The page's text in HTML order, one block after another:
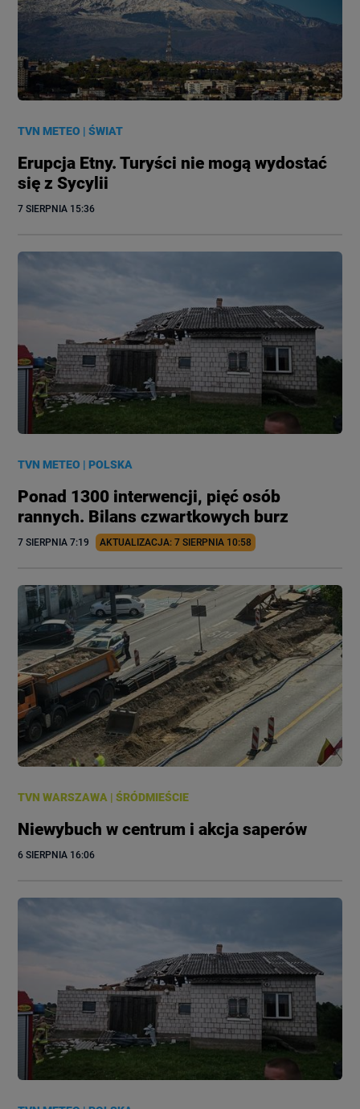
TVN METEO |ŚWIAT
Erupcja Etny. Turyści nie mogą wydostać
się z Sycylii
7 SIERPNIA 15:36
TVN METEO |POLSKA
Ponad 1300 interwencji, pięć osób
rannych. Bilans czwartkowych burz
7 SIERPNIA 7:19 AKTUALIZACJA: 7 SIERPNIA 10:58
TVN WARSZAWA |ŚRÓDMIEŚCIE
Niewybuch w centrum i akcja saperów
6 SIERPNIA 16:06